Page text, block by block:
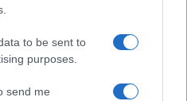
to be sent to
purposes.
send me
εκτυπωμένης μορφής της
με την πάροδο της 22ας